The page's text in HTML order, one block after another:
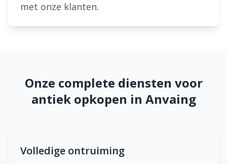
met onze klanten.
Onze complete diensten voor
antiek opkopen in Anvaing
Volledige ontruiming